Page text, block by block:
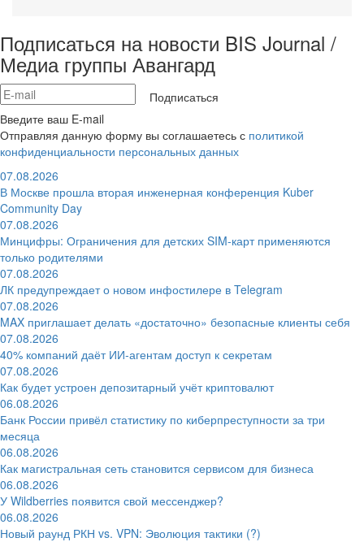
Подписаться на новости BIS Journal /
Медиа группы Авангард
Подписаться
Введите ваш E-mail
Отправляя данную форму вы соглашаетесь с политикой
конфиденциальности персональных данных
07.08.2026
В Москве прошла вторая инженерная конференция Kuber
Community Day
07.08.2026
Минцифры: Ограничения для детских SIM-карт применяются
только родителями
07.08.2026
ЛК предупреждает о новом инфостилере в Telegram
07.08.2026
MAX приглашает делать «достаточно» безопасные клиенты себя
07.08.2026
40% компаний даёт ИИ‑агентам доступ к секретам
07.08.2026
Как будет устроен депозитарный учёт криптовалют
06.08.2026
Банк России привёл статистику по киберпреступности за три
месяца
06.08.2026
Как магистральная сеть становится сервисом для бизнеса
06.08.2026
У Wildberries появится свой мессенджер?
06.08.2026
Новый раунд РКН vs. VPN: Эволюция тактики (?)